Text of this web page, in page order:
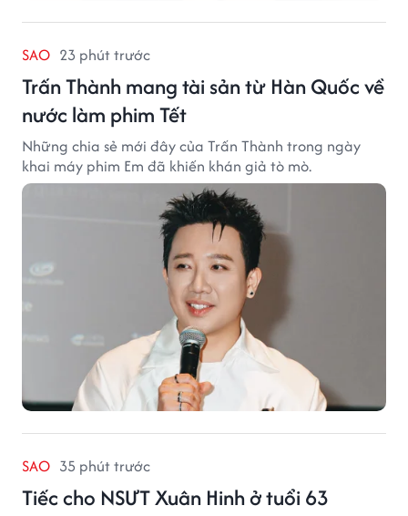
SAO 23 phút trước
Trấn Thành mang tài sản từ Hàn Quốc về
nước làm phim Tết
Những chia sẻ mới đây của Trấn Thành trong ngày
khai máy phim Em đã khiến khán giả tò mò.
SAO 35 phút trước
Tiếc cho NSƯT Xuân Hinh ở tuổi 63